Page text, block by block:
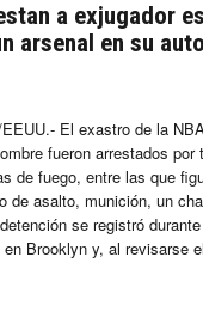
a exjugador
arsenal en su
El exastro de la
fueron arrestados por
de fuego, entre las que
de asalto, munición, un
se registró
en Brooklyn y, al revisarse